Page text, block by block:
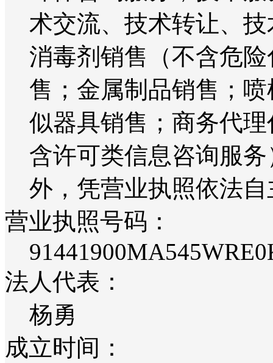
术交流、技术转让、
消毒剂销售（不含危
售；金属制品销售；
似器具销售；商务代
含许可类信息咨询服
外，凭营业执照依法
营业执照号码：
法人代表：
杨勇
成立时间：